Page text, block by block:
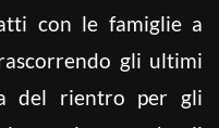
con le famiglie a
gli ultimi
del rientro per gli